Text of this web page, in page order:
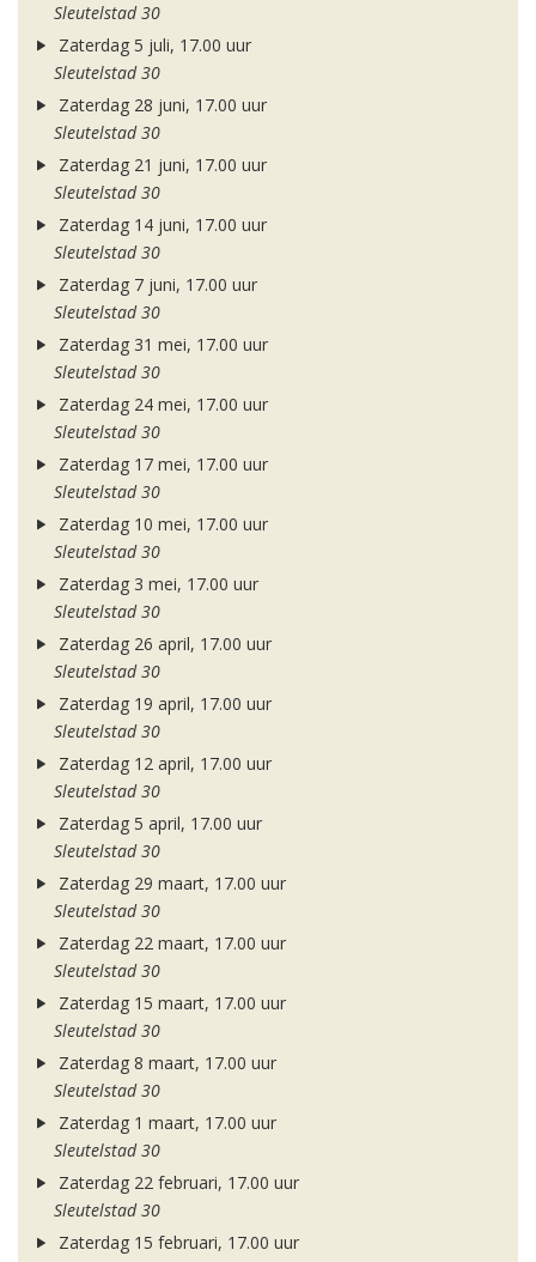
Sleutelstad 30
Zaterdag 5 juli, 17.00 uur
Sleutelstad 30
Zaterdag 28 juni, 17.00 uur
Sleutelstad 30
Zaterdag 21 juni, 17.00 uur
Sleutelstad 30
Zaterdag 14 juni, 17.00 uur
Sleutelstad 30
Zaterdag 7 juni, 17.00 uur
Sleutelstad 30
Zaterdag 31 mei, 17.00 uur
Sleutelstad 30
Zaterdag 24 mei, 17.00 uur
Sleutelstad 30
Zaterdag 17 mei, 17.00 uur
Sleutelstad 30
Zaterdag 10 mei, 17.00 uur
Sleutelstad 30
Zaterdag 3 mei, 17.00 uur
Sleutelstad 30
Zaterdag 26 april, 17.00 uur
Sleutelstad 30
Zaterdag 19 april, 17.00 uur
Sleutelstad 30
Zaterdag 12 april, 17.00 uur
Sleutelstad 30
Zaterdag 5 april, 17.00 uur
Sleutelstad 30
Zaterdag 29 maart, 17.00 uur
Sleutelstad 30
Zaterdag 22 maart, 17.00 uur
Sleutelstad 30
Zaterdag 15 maart, 17.00 uur
Sleutelstad 30
Zaterdag 8 maart, 17.00 uur
Sleutelstad 30
Zaterdag 1 maart, 17.00 uur
Sleutelstad 30
Zaterdag 22 februari, 17.00 uur
Sleutelstad 30
Zaterdag 15 februari, 17.00 uur